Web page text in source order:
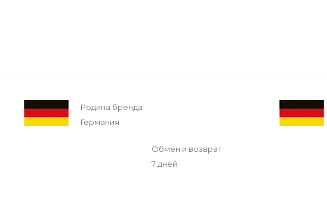
Родина бренда
Германия
Обмен и возврат
7 дней